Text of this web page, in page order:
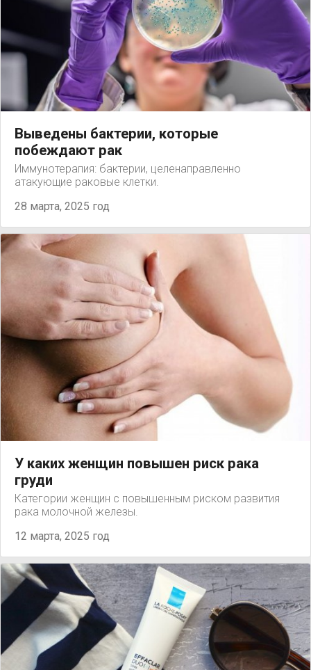
Выведены бактерии, которые
побеждают рак
Иммунотерапия: бактерии, целенаправленно
атакующие раковые клетки.
28 марта, 2025 год
У каких женщин повышен риск рака
груди
Категории женщин с повышенным риском развития
рака молочной железы.
12 марта, 2025 год